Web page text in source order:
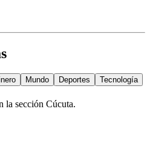
Mundo Deportes
Tecnología
la sección Cúcuta.